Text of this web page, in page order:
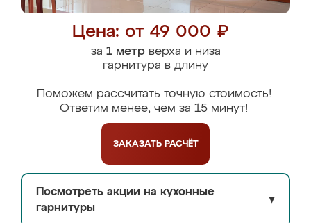
Цена: от 49 000 ₽
за 1 метрверха и низа
гарнитура в длину
Поможем рассчитать точную стоимость!
Ответим менее, чем за 15 минут!
ЗАКАЗАТЬ РАСЧЁТ
Посмотреть акции на кухонные
гарнитуры
▼